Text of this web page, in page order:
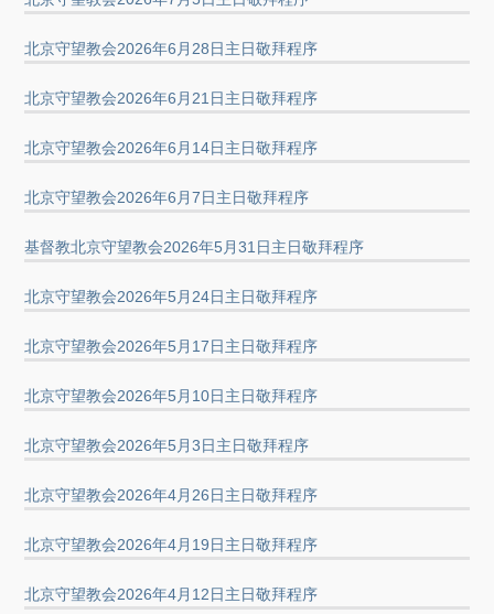
北京守望教会2026年6月28日主日敬拜程序
北京守望教会2026年6月21日主日敬拜程序
北京守望教会2026年6月14日主日敬拜程序
北京守望教会2026年6月7日主日敬拜程序
基督教北京守望教会2026年5月31日主日敬拜程序
北京守望教会2026年5月24日主日敬拜程序
北京守望教会2026年5月17日主日敬拜程序
北京守望教会2026年5月10日主日敬拜程序
北京守望教会2026年5月3日主日敬拜程序
北京守望教会2026年4月26日主日敬拜程序
北京守望教会2026年4月19日主日敬拜程序
北京守望教会2026年4月12日主日敬拜程序